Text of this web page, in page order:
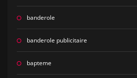
banderole
banderole publicitaire
bapteme